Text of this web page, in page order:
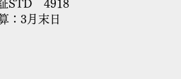
STD 4918
：3月末日